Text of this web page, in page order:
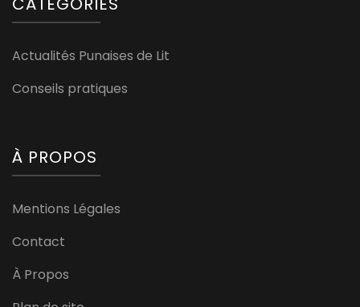
Actualités Punaises de Lit
Conseils pratiques
À PROPOS
Mentions Légales
Contact
À Propos